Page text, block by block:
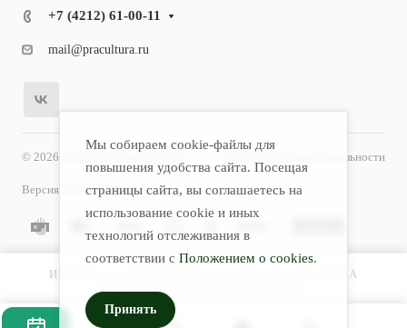
+7 (4212) 61-00-11
mail@pracultura.ru
© 2026 ООО "Хороший Доктор" Политика конфиденциальности
Версия для слабовидящих
ИМЕЮТСЯ ПРОТИВОПОКАЗАНИЯ. НЕОБХОДИМА
Мы собираем cookie-файлы для
повышения удобства сайта. Посещая
страницы сайта, вы соглашаетесь на
использование cookie и иных
технологий отслеживания в
соответствии с Положением о cookies.
Принять